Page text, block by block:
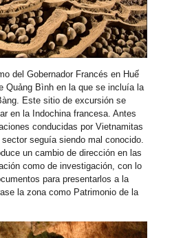
del Gobernador Francés en Huế
Quảng Bình en la que se incluía la
Este sitio de excursión se
en la Indochina francesa. Antes
conducidas por Vietnamitas
seguía siendo mal conocido.
un cambio de dirección en las
como de investigación, con lo
para presentarlos a la
la zona como Patrimonio de la